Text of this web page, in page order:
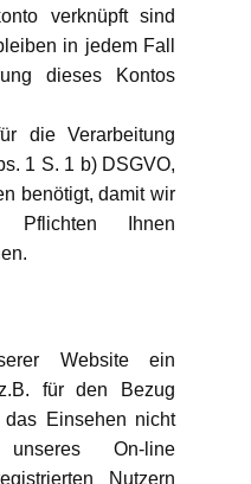
verknüpft sind
in jedem Fall
dieses Kontos
die Verarbeitung
1 S. 1 b) DSGVO,
benötigt, damit wir
Pflichten Ihnen
Website ein
für den Bezug
Einsehen nicht
On-line
Nutzern